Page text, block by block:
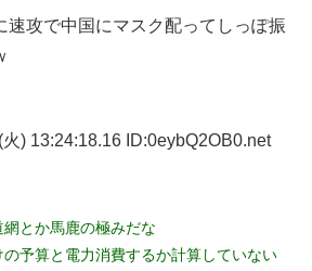
速攻で中国にマスク配ってしっぽ振
火) 13:24:18.16 ID:0eybQ2OB0.net
とか馬鹿の極みだな
予算と電力消費するか計算していない